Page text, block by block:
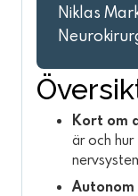
Niklas
Kort om
är och